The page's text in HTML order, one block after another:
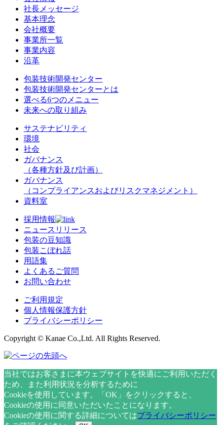
社長メッセージ
基本理念
会社概要
事業所一覧
事業内容
沿革
包装技術開発センター
包装技術開発センターとは
選べる6つのメニュー
未来への取り組み
サステナビリティ
環境
社会
ガバナンス
（各種方針及び計画）
ガバナンス
（コンプライアンスおよびリスクマネジメント）
資料室
採用情報
ニュースリリース
包装の豆知識
包装こぼれ話
用語集
よくあるご質問
お問い合わせ
ご利用規定
個人情報保護方針
プライバシーポリシー
Copyright © Kanae Co.,Ltd. All Rights Reserved.
当社ではお客さまに本ウェブサイトを快適にご利用いただく
ため、また利用状況を分析するために
Cookieを使用しています。「OK」をクリックすると、
Cookieの使用に同意いただいたことになります。
Cookieの使用に関する詳細についてはプライバシーポリシー